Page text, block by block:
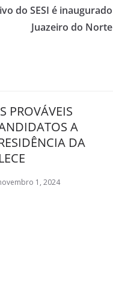
do SESI é inaugurado
Juazeiro do Norte
PROVÁVEIS
A
DA
1, 2024